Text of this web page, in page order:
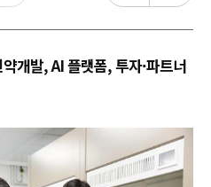
개발, AI 플랫폼, 투자·파트너